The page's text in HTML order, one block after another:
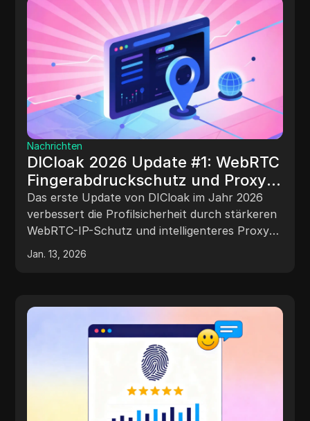
Nachrichten
DICloak 2026 Update #1: WebRTC
Fingerabdruckschutz und Proxy-
Gruppenmanagement
Das erste Update von DICloak im Jahr 2026
verbessert die Profilsicherheit durch stärkeren
WebRTC-IP-Schutz und intelligenteres Proxy-
Gruppenmanagement.
Jan. 13, 2026